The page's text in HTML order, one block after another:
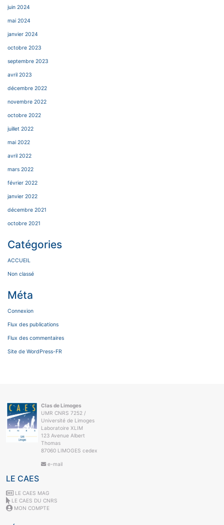
juin 2024
mai 2024
janvier 2024
octobre 2023
septembre 2023
avril 2023
décembre 2022
novembre 2022
octobre 2022
juillet 2022
mai 2022
avril 2022
mars 2022
février 2022
janvier 2022
décembre 2021
octobre 2021
Catégories
ACCUEIL
Non classé
Méta
Connexion
Flux des publications
Flux des commentaires
Site de WordPress-FR
Clas de Limoges
UMR CNRS 7252 /
Université de Limoges
Laboratoire XLIM
123 Avenue Albert
Thomas
87060 LIMOGES cedex
e-mail
LE CAES
LE CAES MAG
LE CAES DU CNRS
MON COMPTE